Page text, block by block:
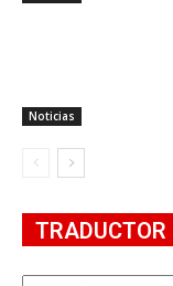
Noticias
TRADUCTOR